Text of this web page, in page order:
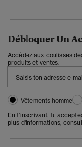
Débloquer Un
Accédez aux coulisses
produits et ventes.
Vêtements homme
En t'inscrivant, tu
plus d'informations,